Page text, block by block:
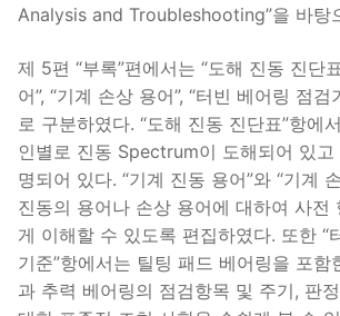
Analysis and Troubleshooting”을 바탕
제 5편 “부록”편에서는 “도해 진동 진단
어”, “기계 손상 용어”, “터빈 베어링 점
로 구분하였다. “도해 진동 진단표”항에
인별로 진동 Spectrum이 도해되어 있고
명되어 있다. “기계 진동 용어”와 “기계
진동의 용어나 손상 용어에 대하여 사전
게 이해할 수 있도록 편집하였다. 또한 “
기준”항에서는 틸팅 패드 베어링을 포함
과 추력 베어링의 점검항목 및 주기, 판